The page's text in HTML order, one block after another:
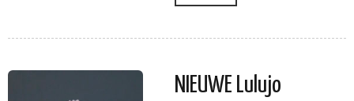
NIEUWE Lulujo